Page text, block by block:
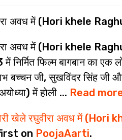
अवध में (Hori khele
अवध में (Hori khele
में निर्मित फिल्म बागबान का
बच्चन जी, सुखविंदर सिंह जी
में होली ... Read
खेले रघुवीरा अवध में
on PoojaAarti.